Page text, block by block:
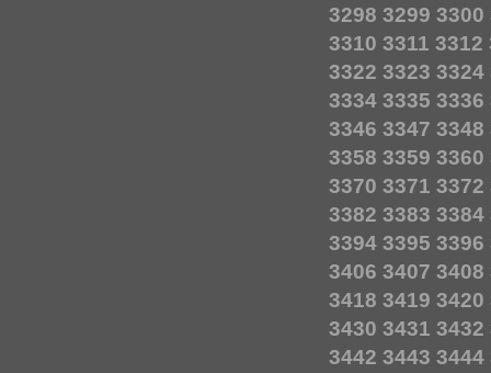
3298 3299 3300
3310 3311 3312
3322 3323 3324
3334 3335 3336
3346 3347 3348
3358 3359 3360
3370 3371 3372
3382 3383 3384
3394 3395 3396
3406 3407 3408
3418 3419 3420
3430 3431 3432
3442 3443 3444